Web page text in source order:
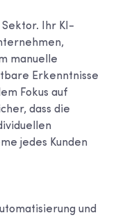
Ihr KI-
manuelle
Erkenntnisse
Fokus auf
dass die
jedes Kunden
und